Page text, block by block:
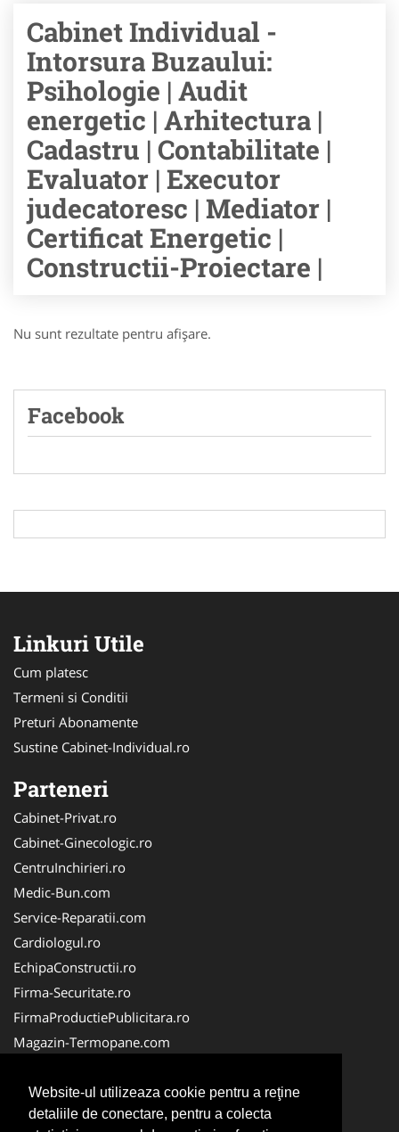
Website-ul utilizeaza cookie pentru a reţine
detaliile de conectare, pentru a colecta
Cabinet Individual -
Intorsura Buzaului:
Psihologie | Audit
energetic | Arhitectura |
Cadastru | Contabilitate |
Evaluator | Executor
judecatoresc | Mediator |
Certificat Energetic |
Constructii-Proiectare |
Nu sunt rezultate pentru afişare.
Facebook
Linkuri Utile
Cum platesc
Termeni si Conditii
Preturi Abonamente
Sustine Cabinet-Individual.ro
Parteneri
Cabinet-Privat.ro
Cabinet-Ginecologic.ro
CentruInchirieri.ro
Medic-Bun.com
Service-Reparatii.com
Cardiologul.ro
EchipaConstructii.ro
Firma-Securitate.ro
FirmaProductiePublicitara.ro
Magazin-Termopane.com
CramaVinuri.ro
FirmaTractariAuto.ro